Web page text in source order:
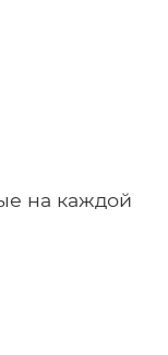
на каждой